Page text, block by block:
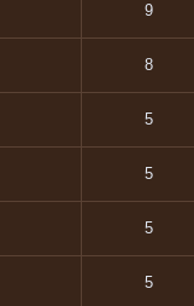
9
8
5
5
5
5